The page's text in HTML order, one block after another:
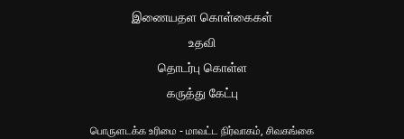
இணையதள கொள்கைகள்
உதவி
தொடர்பு கொள்ள
கருத்து கேட்பு
பொருளடக்க உரிமை - மாவட்ட நிர்வாகம், சிவகங்கை